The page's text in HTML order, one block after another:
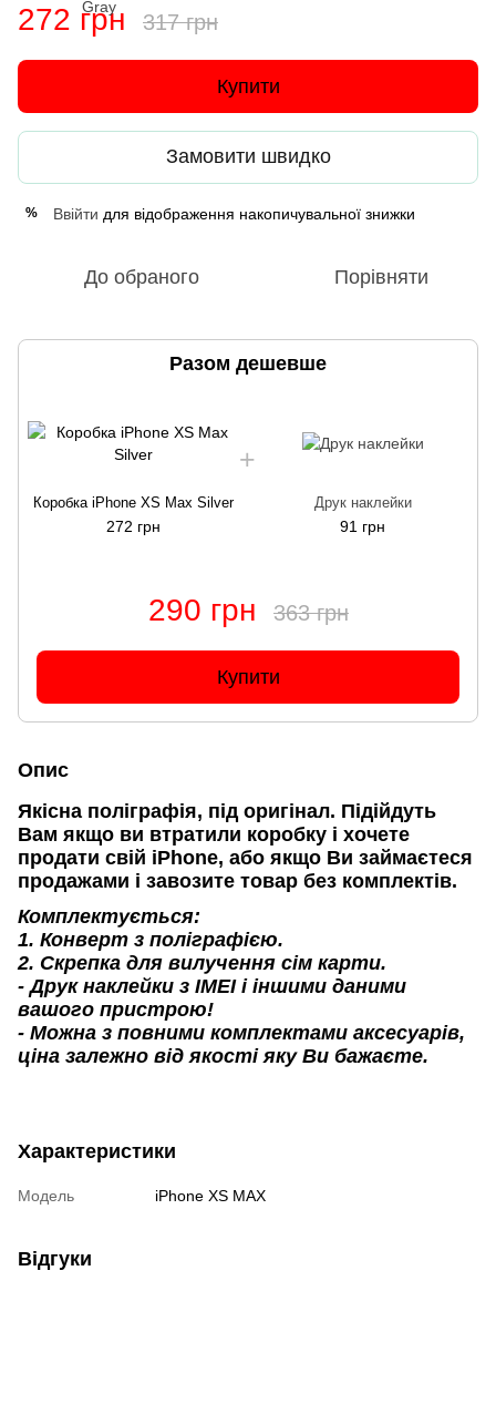
272 грн 317 грн
Купити
Замовити швидко
% Ввійти для відображення накопичувальної знижки
До обраного Порівняти
Разом дешевше
Коробка iPhone XS Max Silver
272 грн
Друк наклейки
91 грн
290 грн 363 грн
Купити
Опис
Якісна поліграфія, під оригінал. Підійдуть
Вам якщо ви втратили коробку і хочете
продати свій iPhone, або якщо Ви займаєтеся
продажами і завозите товар без комплектів.
Комплектується:
1. Конверт з поліграфією.
2. Скрепка для вилучення сім карти.
- Друк наклейки з IMEI і іншими даними
вашого пристрою!
- Можна з повними комплектами аксесуарів,
ціна залежно від якості яку Ви бажаєте.
Характеристики
Модель iPhone XS MAX
Відгуки